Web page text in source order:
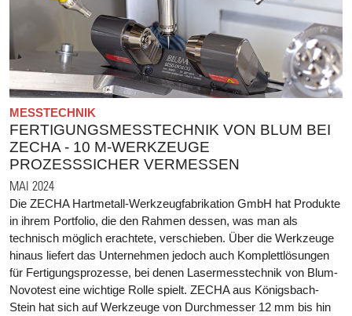
MESSTECHNIK
FERTIGUNGSMESSTECHNIK VON BLUM BEI
ZECHA - 10 Μ-WERKZEUGE
PROZESSSICHER VERMESSEN
MAI 2024
Die ZECHA Hartmetall-Werkzeugfabrikation GmbH hat Produkte
in ihrem Portfolio, die den Rahmen dessen, was man als
technisch möglich erachtete, verschieben. Über die Werkzeuge
hinaus liefert das Unternehmen jedoch auch Komplettlösungen
für Fertigungsprozesse, bei denen Lasermesstechnik von Blum-
Novotest eine wichtige Rolle spielt. ZECHA aus Königsbach-
Stein hat sich auf Werkzeuge von Durchmesser 12 mm bis hin